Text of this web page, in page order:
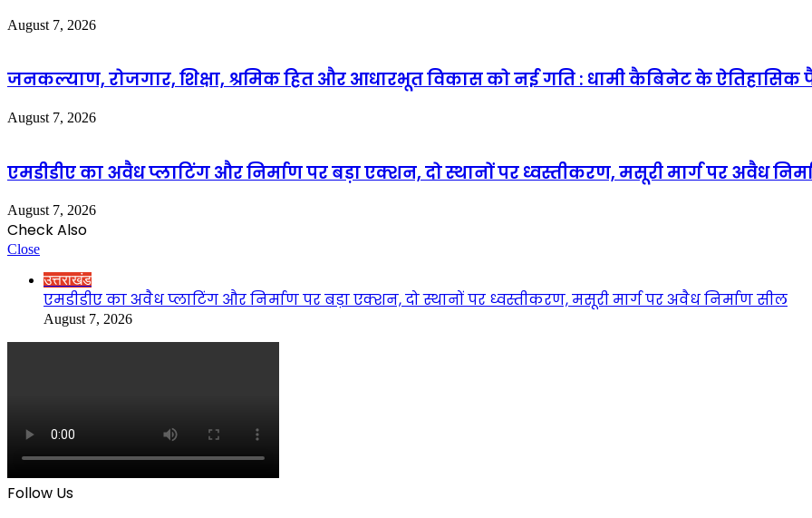
August 7, 2026
जनकल्याण, रोजगार, शिक्षा, श्रमिक हित और आधारभूत विकास को नई गति : धामी कैबिनेट के
August 7, 2026
एमडीडीए का अवैध प्लाटिंग और निर्माण पर बड़ा एक्शन, दो स्थानों पर ध्वस्तीकरण, मसूरी मार्ग पर अवैध
August 7, 2026
Check Also
Close
उत्तराखंड
एमडीडीए का अवैध प्लाटिंग और निर्माण पर बड़ा एक्शन, दो स्थानों पर ध्वस्तीकरण, मसूरी मार्ग पर अवैध निर्माण सील
August 7, 2026
Follow Us